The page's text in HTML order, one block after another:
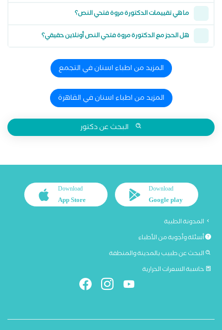
ما هي تقييمات الدكتورة مروة فتحي النص؟
هل الحجز مع الدكتورة مروة فتحي النص أونلاين حقيقي؟
المزيد من اطباء اسنان في التجمع
المزيد من اطباء اسنان في القاهرة
البحث عن دكتور
Download
Google play
Download
App Store
المدونة الطبية
أسئلة وأجوبة من الأطباء
البحث عن طبيب بالمدينة والمنطقة
حاسبة السعرات الحرارية